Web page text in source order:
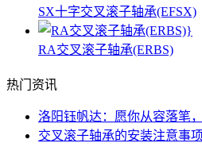
SX十字交叉滚子轴承(EFSX)
RA交叉滚子轴承(ERBS)
热门资讯
洛阳钰帆达：愿你从容落笔
交叉滚子轴承的安装注意事